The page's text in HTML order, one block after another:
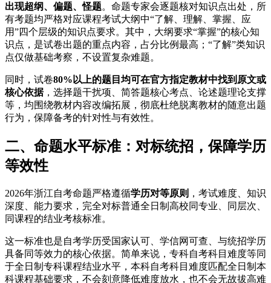
出现超纲、偏题、怪题。命题专家会逐题核对知识点出处，所
有考题均严格对应课程考试大纲中“了解、理解、掌握、应
用”四个层级的知识点要求。其中，大纲要求“掌握”的核心知
识点，是试卷出题的重点内容，占分比例最高；“了解”类知识
点仅做基础考察，不设置复杂难题。
同时，试卷80%以上的题目均可在官方指定教材中找到原文或
核心依据，选择题干扰项、简答题核心考点、论述题理论支撑
等，均围绕教材内容改编拓展，彻底杜绝脱离教材的随意出题
行为，保障备考的针对性与有效性。
二、命题水平标准：对标统招，保障学历
等效性
2026年浙江自考命题严格遵循学历对等原则 ，考试难度、知识
深度、能力要求，完全对标普通全日制高校同专业、同层次、
同课程的结业考核标准。
这一标准也是自考学历受国家认可、学信网可查、与统招学历
具备同等效力的核心依据。简单来说，专科自考科目难度等同
于全日制专科课程结业水平，本科自考科目难度匹配全日制本
科课程基础要求，不会刻意降低难度放水，也不会无故拔高难